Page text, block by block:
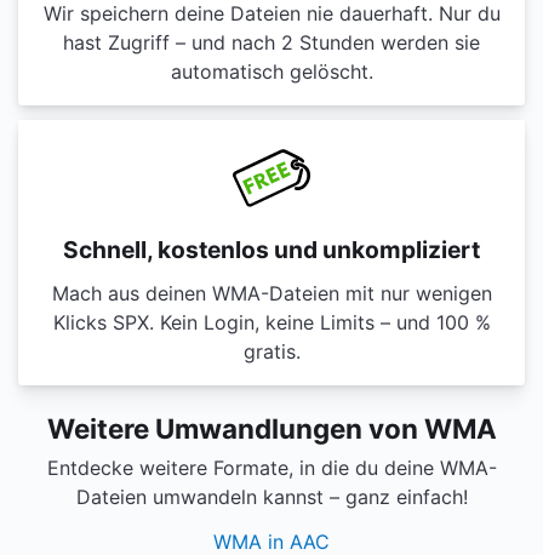
Wir speichern deine Dateien nie dauerhaft. Nur du
hast Zugriff – und nach 2 Stunden werden sie
automatisch gelöscht.
Schnell, kostenlos und unkompliziert
Mach aus deinen WMA-Dateien mit nur wenigen
Klicks SPX. Kein Login, keine Limits – und 100 %
gratis.
Weitere Umwandlungen von WMA
Entdecke weitere Formate, in die du deine WMA-
Dateien umwandeln kannst – ganz einfach!
WMA in AAC